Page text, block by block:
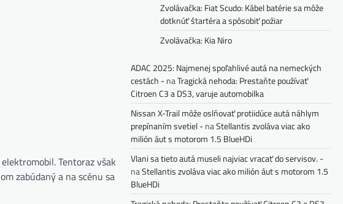
Tentoraz však
zabúdaný a na scénu sa
Zvolávačka: Fiat Scudo: Kábel batérie sa môže
dotknúť štartéra a spôsobiť požiar
Zvolávačka: Kia Niro
ADAC 2025: Najmenej spoľahlivé autá na nemeckých
cestách -naTragická nehoda: Prestaňte používať
Citroen C3 a DS3, varuje automobilka
Nissan X-Trail môže oslňovať protiidúce autá náhlym
prepínaním svetiel -naStellantis zvoláva viac ako
milión áut s motorom 1.5 BlueHDi
Vlani sa tieto autá museli najviac vracať do servisov. -
naStellantis zvoláva viac ako milión áut s motorom 1.5
BlueHDi